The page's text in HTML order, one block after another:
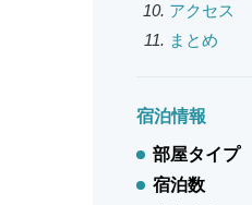
アクセス
まとめ
宿泊情報
部屋タイプ
宿泊数